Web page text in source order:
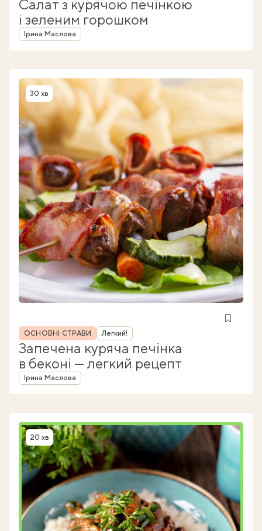
Салат з курячою печінкою
і зеленим горошком
Автор
Ірина Маслова
Час приготування
30 хв
Рубрика
ОСНОВНІ СТРАВИ Легкий!
Запечена куряча печінка
в беконі — легкий рецепт
Автор
Ірина Маслова
Час приготування
20 хв